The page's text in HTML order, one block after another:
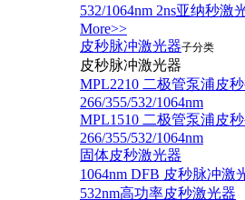
532/1064nm 2ns亚纳秒激
More>>
皮秒脉冲激光器子分类
皮秒脉冲激光器
​MPL2210 二极管泵浦皮
266/355/532/1064nm
MPL1510 二极管泵浦皮
266/355/532/1064nm
固体皮秒激光器
1064nm DFB 皮秒脉冲激
532nm高功率皮秒激光器